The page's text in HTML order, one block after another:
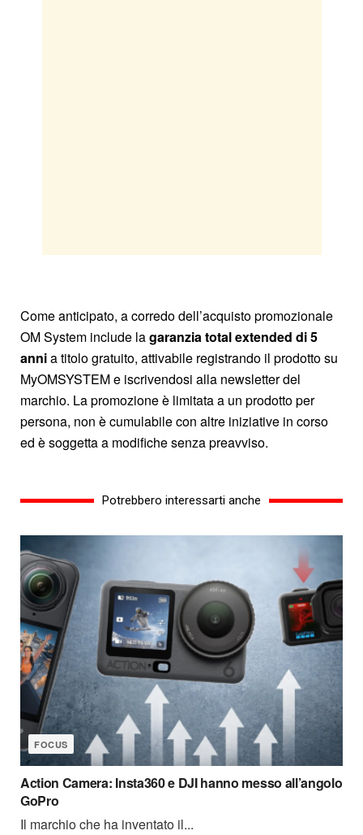
Come anticipato, a corredo dell’acquisto promozionale
OM System include lagaranzia total extended di 5
annia titolo gratuito, attivabile registrando il prodotto su
MyOMSYSTEM e iscrivendosi alla newsletter del
marchio. La promozione è limitata a un prodotto per
persona, non è cumulabile con altre iniziative in corso
ed è soggetta a modifiche senza preavviso.
Potrebbero interessarti anche
FOCUS
Action Camera: Insta360 e DJI hanno messo all’angolo
GoPro
Il marchio che ha inventato il...